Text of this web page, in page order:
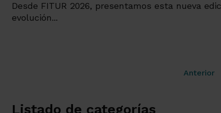
Desde FITUR 2026, presentamos esta nueva
evolución...
Anterior
Listado de categorías